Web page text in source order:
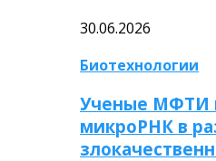
30.06.2026
Биотехнологии
Ученые МФТИ
микроРНК в